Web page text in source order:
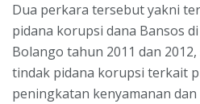
Dua perkara tersebut yakni
pidana korupsi dana Bansos
Bolango tahun 2011 dan
tindak pidana korupsi terkait
peningkatan kenyamanan